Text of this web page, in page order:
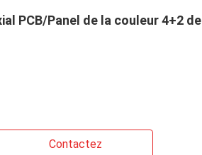
PCB/Panel de la couleur 4+2 de
Contactez